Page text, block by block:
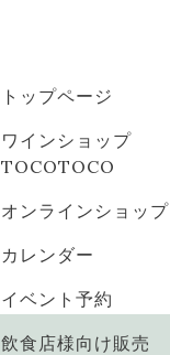
トップページ
ワインショップ
TOCOTOCO
オンラインショップ
カレンダー
イベント予約
飲食店様向け販売